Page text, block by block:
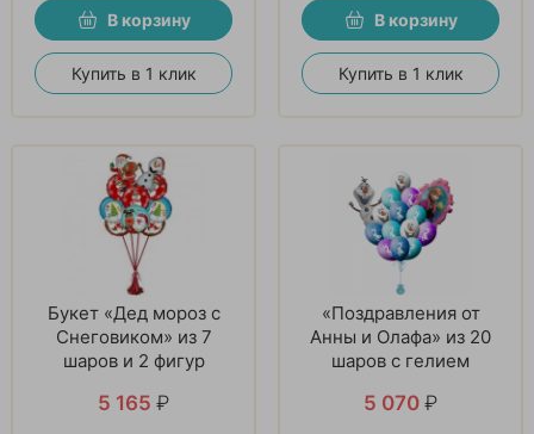
В корзину
Купить в 1 клик
В корзину
Купить в 1 клик
Букет «Дед мороз с
Снеговиком» из 7
шаров и 2 фигур
5 165 ₽
«Поздравления от
Анны и Олафа» из 20
шаров с гелием
5 070 ₽